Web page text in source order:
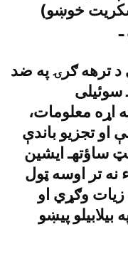
خوښو)
د ترهه ګرۍ په ضد
سوئيلى
اړه معلومات،
او تجزيو باندې
ساؤتهـ ايشين
ټيررازم پورټل ترمخه د ٢٠٠٣ء نه تر اوسه ټول
زرو څخه زيات وګړي او
بيلابيلو پيښو